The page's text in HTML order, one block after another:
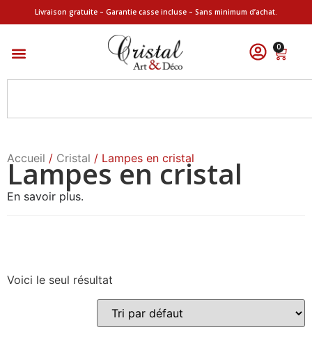
Livraison gratuite – Garantie casse incluse – Sans minimum d’achat.
0
Accueil / Cristal / Lampes en cristal
Lampes en cristal
En savoir plus.
Voici le seul résultat